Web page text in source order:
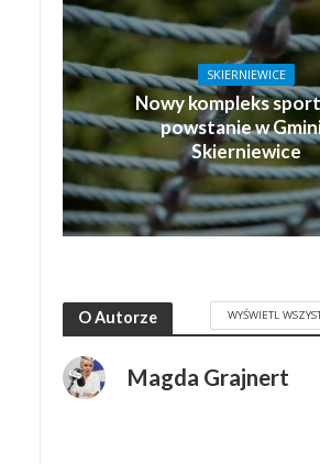
SKIERNIEWICE
Nowy kompleks
powstanie w
Skierniewice
O Autorze WYŚWIETL
Magda Grajnert